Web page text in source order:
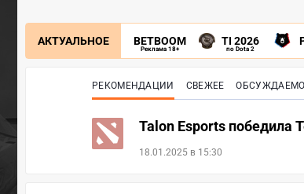
АКТУАЛЬНОЕ BETBOOM
Реклама 18+
TI 2026
по Dota 2
РЕКОМЕНДАЦИИ СВЕЖЕЕ
Talon Esports победила
18.01.2025 в 15:30